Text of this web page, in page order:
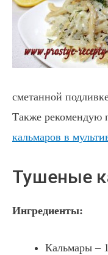
сметанной
Также рекомендую
кальмаров в
Тушеные
Ингредиенты:
Кальмары –